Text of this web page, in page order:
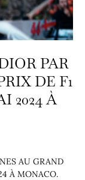
PAR
DE F1
2024 À
AU GRAND
À MONACO.